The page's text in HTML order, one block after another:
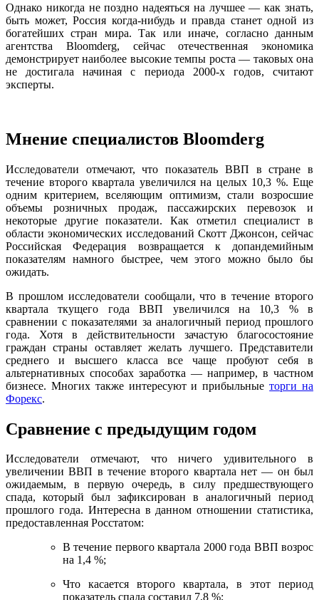
Однако никогда не поздно надеяться на лучшее — как знать,
быть может, Россия когда-нибудь и правда станет одной из
богатейших стран мира. Так или иначе, согласно данным
агентства Bloomderg, сейчас отечественная экономика
демонстрирует наиболее высокие темпы роста — таковых она
не достигала начиная с периода 2000-х годов, считают
эксперты.
Мнение специалистов Bloomderg
Исследователи отмечают, что показатель ВВП в стране в
течение второго квартала увеличился на целых 10,3 %. Еще
одним критерием, вселяющим оптимизм, стали возросшие
объемы розничных продаж, пассажирских перевозок и
некоторые другие показатели. Как отметил специалист в
области экономических исследований Скотт Джонсон, сейчас
Российская Федерация возвращается к допандемийным
показателям намного быстрее, чем этого можно было бы
ожидать.
В прошлом исследователи сообщали, что в течение второго
квартала ткущего года ВВП увеличился на 10,3 % в
сравнении с показателями за аналогичный период прошлого
года. Хотя в действительности зачастую благосостояние
граждан страны оставляет желать лучшего. Представители
среднего и высшего класса все чаще пробуют себя в
альтернативных способах заработка — например, в частном
бизнесе. Многих также интересуют и прибыльныеторги на
Форекс.
Сравнение с предыдущим годом
Исследователи отмечают, что ничего удивительного в
увеличении ВВП в течение второго квартала нет — он был
ожидаемым, в первую очередь, в силу предшествующего
спада, который был зафиксирован в аналогичный период
прошлого года. Интересна в данном отношении статистика,
предоставленная Росстатом:
В течение первого квартала 2000 года ВВП возрос
на 1,4 %;
Что касается второго квартала, в этот период
показатель спада составил 7,8 %;